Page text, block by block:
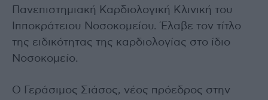
Πανεπιστημιακή Καρδιολογική Κλινική του
Ιπποκράτειου Νοσοκομείου. Έλαβε τον τίτλο
της ειδικότητας της καρδιολογίας στο ίδιο
Νοσοκομείο.
Ο Γεράσιμος Σιάσος, νέος πρόεδρος στην